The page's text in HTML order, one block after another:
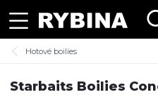
Hotové boilies
Starbaits Boilies